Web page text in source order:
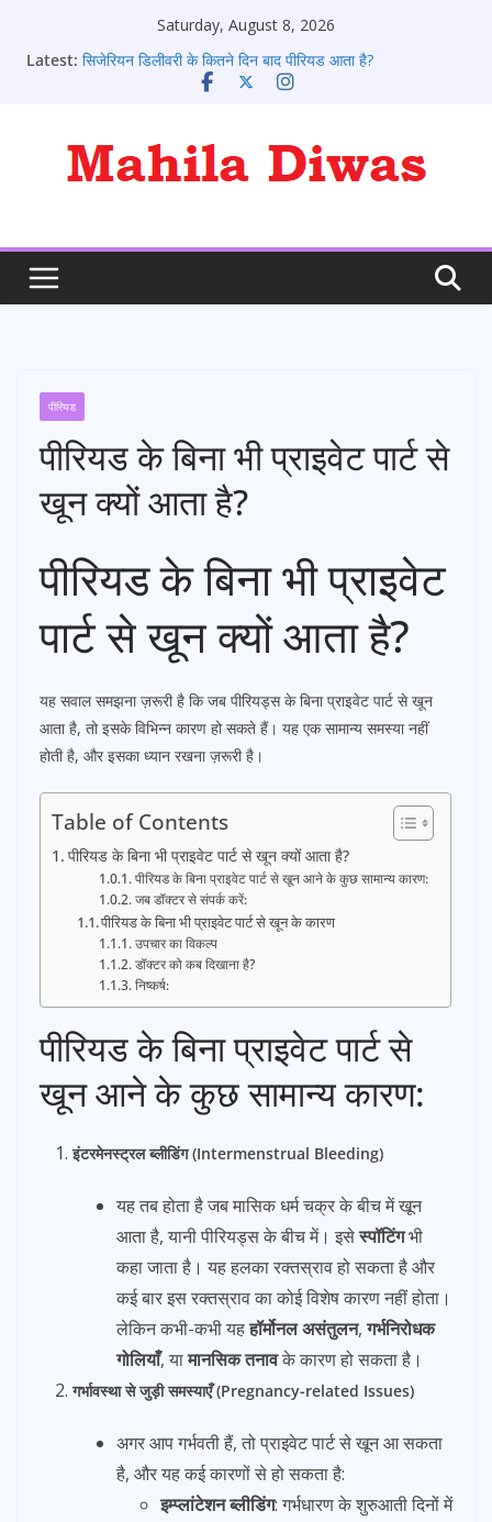
Saturday, August 8, 2026
Latest: सिजेरियन डिलीवरी के कितने दिन बाद पीरियड आता है?
पीरियड आने के संकेत: 10 शुरुआती लक्षण जो हर लड़की को जानने
पीरियड आने के बाद भी क्या कोई प्रेग्नेंट हो सकते है?
पीरियड्स नहीं आने पर क्या करना चाहिए ?
पीरियड
पीरियड के बिना भी प्राइवेट पार्ट से
खून क्यों आता है?
पीरियड के बिना भी प्राइवेट
पार्ट से खून क्यों आता है?
यह सवाल समझना ज़रूरी है कि जब पीरियड्स के बिना प्राइवेट पार्ट से खून
आता है, तो इसके विभिन्न कारण हो सकते हैं। यह एक सामान्य समस्या नहीं
होती है, और इसका ध्यान रखना ज़रूरी है।
Table of Contents
पीरियड के बिना भी प्राइवेट पार्ट से खून क्यों आता है?
पीरियड के बिना प्राइवेट पार्ट से खून आने के कुछ सामान्य कारण:
जब डॉक्टर से संपर्क करें:
पीरियड के बिना भी प्राइवेट पार्ट से खून के कारण
उपचार का विकल्प
डॉक्टर को कब दिखाना है?
निष्कर्ष:
पीरियड के बिना प्राइवेट पार्ट से
खून आने के कुछ सामान्य कारण:
इंटरमेनस्ट्रल ब्लीडिंग (Intermenstrual Bleeding)
यह तब होता है जब मासिक धर्म चक्र के बीच में खून
आता है, यानी पीरियड्स के बीच में। इसेस्पॉटिंगभी
कहा जाता है। यह हलका रक्तस्राव हो सकता है और
कई बार इस रक्तस्राव का कोई विशेष कारण नहीं होता।
लेकिन कभी-कभी यहहॉर्मोनल असंतुलन,गर्भनिरोधक
गोलियाँ, यामानसिक तनावके कारण हो सकता है।
गर्भावस्था से जुड़ी समस्याएँ (Pregnancy-related Issues)
अगर आप गर्भवती हैं, तो प्राइवेट पार्ट से खून आ सकता
है, और यह कई कारणों से हो सकता है:
इम्प्लांटेशन ब्लीडिंग: गर्भधारण के शुरुआती दिनों में